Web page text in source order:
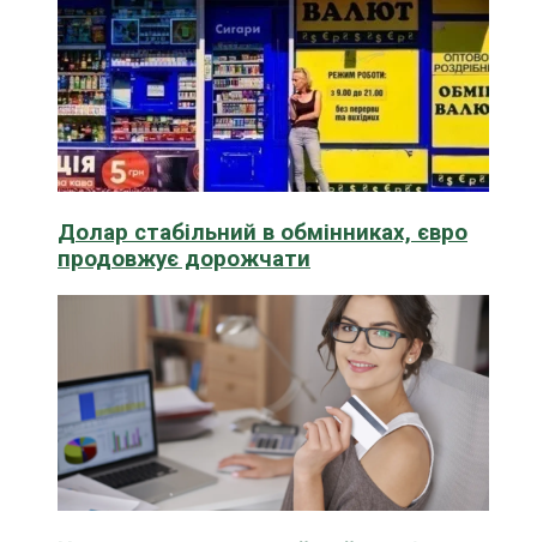
Долар стабільний в обмінниках, євро
продовжує дорожчати